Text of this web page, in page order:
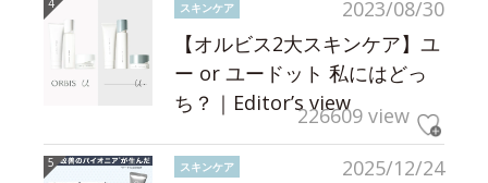
2023/08/30
スキンケア
【オルビス2大スキンケア】ユ
ー or ユードット 私にはどっ
ち？｜Editor’s view226609 view
2025/12/24
スキンケア